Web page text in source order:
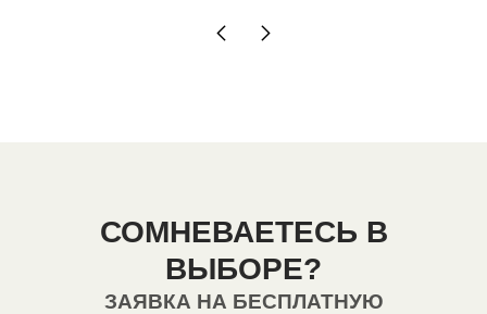
СОМНЕВАЕТЕСЬ В
ВЫБОРЕ?
ЗАЯВКА НА БЕСПЛАТНУЮ